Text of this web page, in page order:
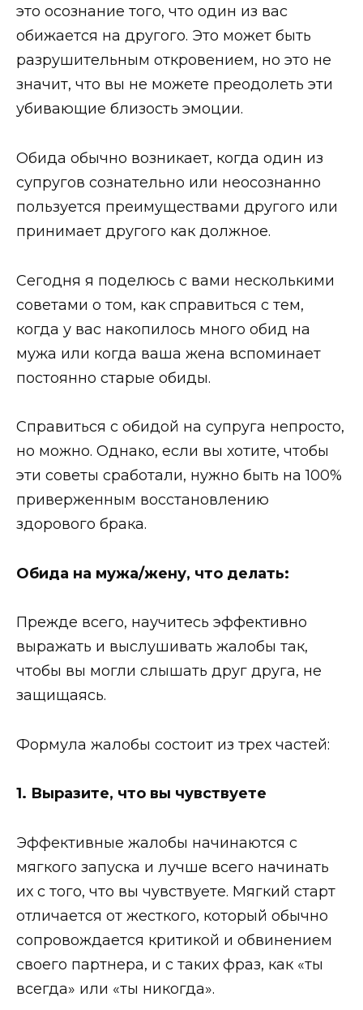
это осознание того, что один из вас
обижается на другого. Это может быть
разрушительным откровением, но это не
значит, что вы не можете преодолеть эти
убивающие близость эмоции.
Обида обычно возникает, когда один из
супругов сознательно или неосознанно
пользуется преимуществами другого или
принимает другого как должное.
Сегодня я поделюсь с вами несколькими
советами о том, как справиться с тем,
когда у вас накопилось много обид на
мужа или когда ваша жена вспоминает
постоянно старые обиды.
Справиться с обидой на супруга непросто,
но можно. Однако, если вы хотите, чтобы
эти советы сработали, нужно быть на 100%
приверженным восстановлению
здорового брака.
Обида на мужа/жену, что делать:
Прежде всего, научитесь эффективно
выражать и выслушивать жалобы так,
чтобы вы могли слышать друг друга, не
защищаясь.
Формула жалобы состоит из трех частей:
1. Выразите, что вы чувствуете
Эффективные жалобы начинаются с
мягкого запуска и лучше всего начинать
их с того, что вы чувствуете. Мягкий старт
отличается от жесткого, который обычно
сопровождается критикой и обвинением
своего партнера, и с таких фраз, как «ты
всегда» или «ты никогда».